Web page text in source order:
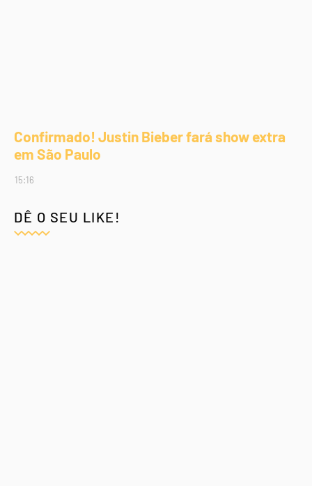
Confirmado! Justin Bieber fará show extra
em São Paulo
15:16
DÊ O SEU LIKE!